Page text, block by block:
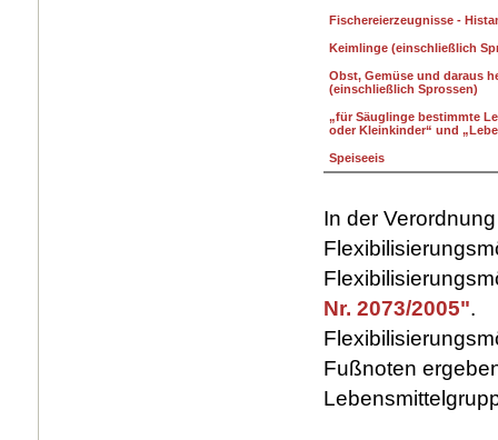
Fischereierzeugnisse -
Keimlinge (einschließlich
Obst, Gemüse und daraus
(einschließlich Sprossen)
„für Säuglinge bestimmte
oder Kleinkinder“ und
Speiseeis
In der
Nr. 2073/2005".
Fußnoten